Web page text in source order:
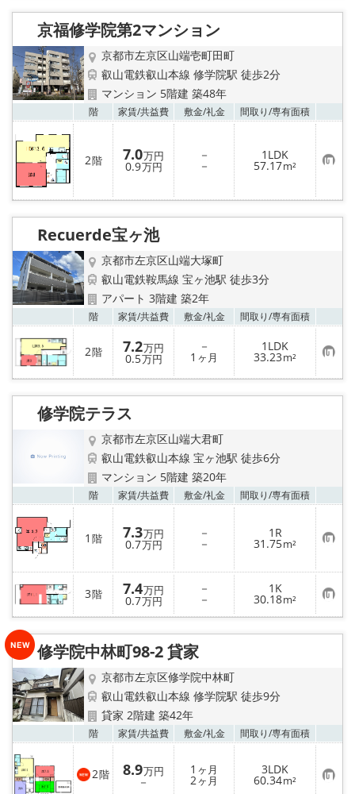
り
京福修学院第2マンション
京都市左京区山端壱町田町
叡山電鉄叡山本線 修学院駅 徒歩2分
マンション 5階建 築48年
階 家賃/共益費 敷金/礼金 間取り/専有面積
2階 7.0万円
0.9万円
－
－
1LDK
57.17m² お
気
に
入
登
Recuerde宝ヶ池
京都市左京区山端大塚町
叡山電鉄鞍馬線 宝ヶ池駅 徒歩3分
アパート 3階建 築2年
階 家賃/共益費 敷金/礼金 間取り/専有面積
2階 7.2万円
0.5万円
－
1 ヶ月
1LDK
33.23m² お
気
に
り
修学院テラス
京都市左京区山端大君町
叡山電鉄叡山本線 宝ヶ池駅 徒歩6分
マンション 5階建 築20年
階 家賃/共益費 敷金/礼金 間取り/専有面積
1 階 7.3万円
0.7万円
－
－
1R
31.75m² お
気
に
入
り
登
録
3階 7.4万円
0.7万円
－
－
1K
30.18m² お
気
に
入
修学院中林町98-2 貸家
京都市左京区修学院中林町
叡山電鉄叡山本線 修学院駅 徒歩9分
貸家 2階建 築42年
階 家賃/共益費 敷金/礼金 間取り/専有面積
2階 8.9万円
－
1 ヶ月
2ヶ月
3LDK
60.34m² お
気